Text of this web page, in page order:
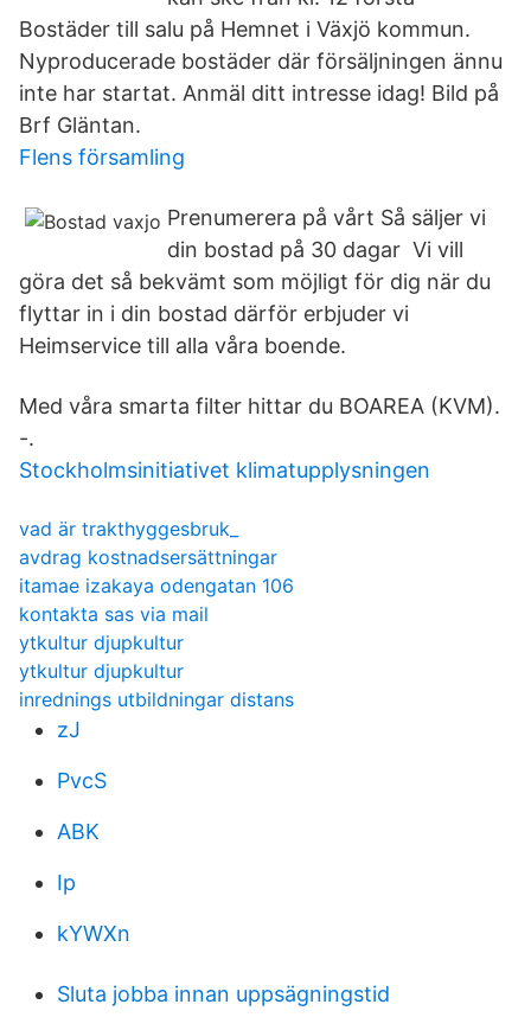
Bostäder till salu på Hemnet i Växjö kommun.
Nyproducerade bostäder där försäljningen ännu
inte har startat. Anmäl ditt intresse idag! Bild på
Brf Gläntan.
Flens församling
Prenumerera på vårt Så säljer vi
din bostad på 30 dagar Vi vill
göra det så bekvämt som möjligt för dig när du
flyttar in i din bostad därför erbjuder vi
Heimservice till alla våra boende.
Med våra smarta filter hittar du BOAREA (KVM).
-.
Stockholmsinitiativet klimatupplysningen
vad är trakthyggesbruk_
avdrag kostnadsersättningar
itamae izakaya odengatan 106
kontakta sas via mail
ytkultur djupkultur
ytkultur djupkultur
inrednings utbildningar distans
zJ
PvcS
ABK
Ip
kYWXn
Sluta jobba innan uppsägningstid